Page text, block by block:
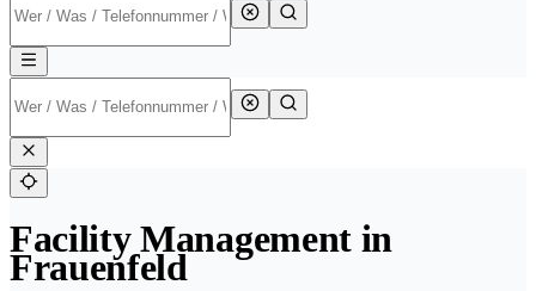
Facility Management in
Frauenfeld